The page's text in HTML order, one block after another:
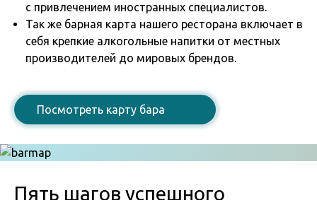
с привлечением иностранных специалистов.
Так же барная карта нашего ресторана включает в
себя крепкие алкогольные напитки от местных
производителей до мировых брендов.
Посмотреть карту бара
Пять шагов успешного